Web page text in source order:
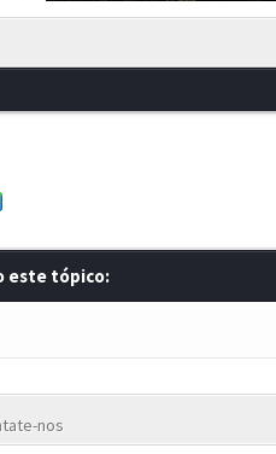
este tópico:
nos